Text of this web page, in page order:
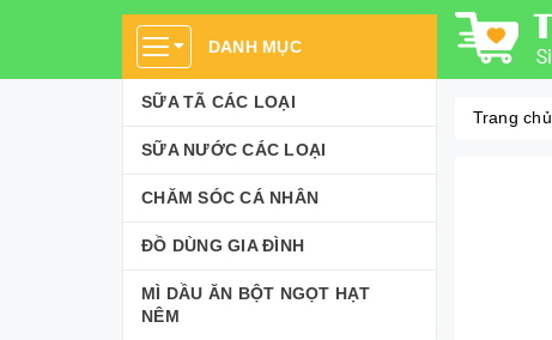
DANH MỤC
SỮA TÃ CÁC LOẠI
SỮA NƯỚC CÁC LOẠI
CHĂM SÓC CÁ NHÂN
ĐỒ DÙNG GIA ĐÌNH
MÌ DẦU ĂN BỘT NGỌT HẠT
NÊM
Trang chủ